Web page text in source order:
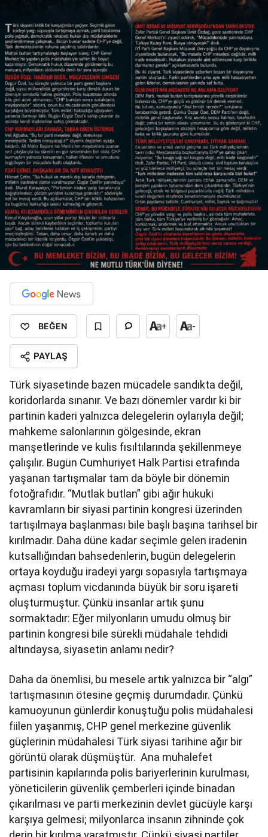
BEĞEN + -
PAYLAŞ
Türk siyasetinde bazen mücadele sandıkta değil,
koridorlarda sınanır. Ve bazı dönemler vardır ki bir
partinin kaderi yalnızca delegelerin oylarıyla değil;
mahkeme salonlarının gölgesinde, ekran
manşetlerinde ve kulis fısıltılarında şekillenmeye
çalışılır. Bugün Cumhuriyet Halk Partisi etrafında
yaşanan tartışmalar tam da böyle bir dönemin
fotoğrafıdır. “Mutlak butlan” gibi ağır hukuki
kavramların bir siyasi partinin kongresi üzerinden
tartışılmaya başlanması bile başlı başına tarihsel bir
kırılmadır. Daha düne kadar seçimle gelen iradenin
kutsallığından bahsedenlerin, bugün delegelerin
ortaya koyduğu iradeyi yargı sopasıyla tartışmaya
açması toplum vicdanında büyük bir soru işareti
oluşturmuştur. Çünkü insanlar artık şunu
sormaktadır: Eğer milyonların umudu olmuş bir
partinin kongresi bile sürekli müdahale tehdidi
altındaysa, siyasetin anlamı nedir?
Daha da önemlisi, bu mesele artık yalnızca bir “algı”
tartışmasının ötesine geçmiş durumdadır. Çünkü
kamuoyunun günlerdir konuştuğu polis müdahalesi
fiilen yaşanmış, CHP genel merkezine güvenlik
güçlerinin müdahalesi Türk siyasi tarihine ağır bir
görüntü olarak düşmüştür. Ana muhalefet
partisinin kapılarında polis bariyerlerinin kurulması,
yöneticilerin güvenlik çemberleri içinde binadan
çıkarılması ve parti merkezinin devlet gücüyle karşı
karşıya gelmesi; milyonlarca insanın zihninde çok